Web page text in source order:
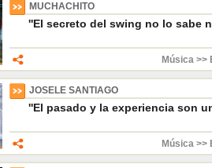
MUCHACHITO
''El secreto del swing no lo sabe
Música >>
JOSELE SANTIAGO
''El pasado y la experiencia son
Música >>